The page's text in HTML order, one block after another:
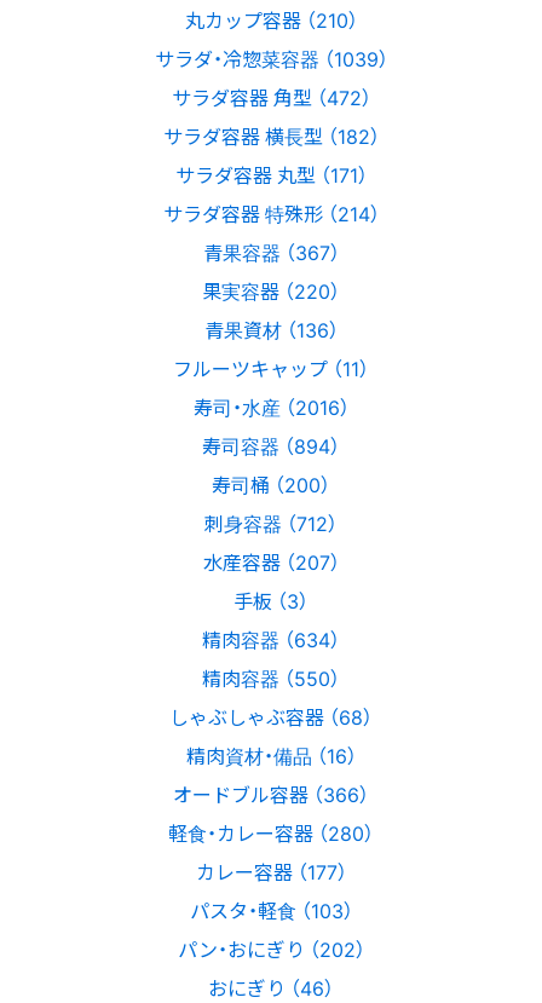
丸カップ容器 （210）
サラダ・冷惣菜容器 （1039）
サラダ容器 角型 （472）
サラダ容器 横長型 （182）
サラダ容器 丸型 （171）
サラダ容器 特殊形 （214）
青果容器 （367）
果実容器 （220）
青果資材 （136）
フルーツキャップ （11）
寿司・水産 （2016）
寿司容器 （894）
寿司桶 （200）
刺身容器 （712）
水産容器 （207）
手板 （3）
精肉容器 （634）
精肉容器 （550）
しゃぶしゃぶ容器 （68）
精肉資材・備品 （16）
オードブル容器 （366）
軽食・カレー容器 （280）
カレー容器 （177）
パスタ・軽食 （103）
パン・おにぎり （202）
おにぎり （46）